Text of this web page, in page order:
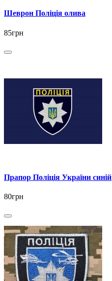
Шеврон Поліція олива
85грн
Прапор Поліція України синій
80грн